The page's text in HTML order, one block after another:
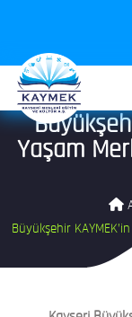
Yaşam
Büyükşehir